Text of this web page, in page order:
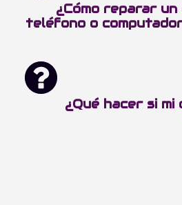
¿Cómo reparar
teléfono o
¿Qué hacer si